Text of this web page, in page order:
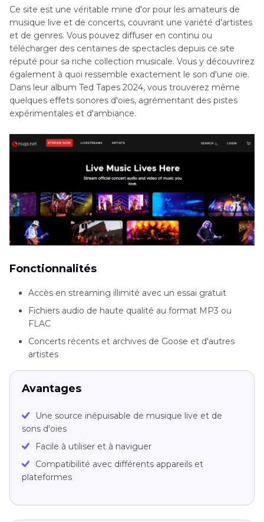
Ce site est une véritable mine d'or pour les amateurs de
musique live et de concerts, couvrant une variété d'artistes
et de genres. Vous pouvez diffuser en continu ou
télécharger des centaines de spectacles depuis ce site
réputé pour sa riche collection musicale. Vous y découvrirez
également à quoi ressemble exactement le son d'une oie.
Dans leur album Ted Tapes 2024, vous trouverez même
quelques effets sonores d'oies, agrémentant des pistes
expérimentales et d'ambiance.
Fonctionnalités
Accès en streaming illimité avec un essai gratuit
Fichiers audio de haute qualité au format MP3 ou
FLAC
Concerts récents et archives de Goose et d'autres
artistes
Avantages
Une source inépuisable de musique live et de
sons d'oies
Facile à utiliser et à naviguer
Compatibilité avec différents appareils et
plateformes